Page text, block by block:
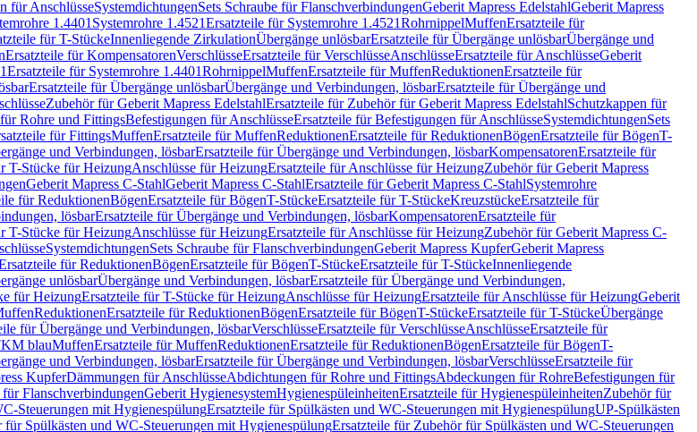
für AnschlüsseSystemdichtungenSets Schraube für FlanschverbindungenGeberit Mapress EdelstahlGeberit Mapress
1.4401 Systemrohre 1.4521Ersatzteile für Systemrohre 1.4521RohrnippelMuffenErsatzteile für
für T-StückeInnenliegende ZirkulationÜbergänge unlösbarErsatzteile für Übergänge unlösbarÜbergänge und
Ersatzteile für KompensatorenVerschlüsseErsatzteile für VerschlüsseAnschlüsseErsatzteile für AnschlüsseGeberit
Ersatzteile für Systemrohre 1.4401RohrnippelMuffenErsatzteile für MuffenReduktionenErsatzteile für
Ersatzteile für Übergänge unlösbarÜbergänge und Verbindungen, lösbarErsatzteile für Übergänge und
Zubehör für Geberit Mapress EdelstahlErsatzteile für Zubehör für Geberit Mapress EdelstahlSchutzkappen für
Rohre und FittingsBefestigungen für AnschlüsseErsatzteile für Befestigungen für AnschlüsseSystemdichtungenSets
für FittingsMuffenErsatzteile für MuffenReduktionenErsatzteile für ReduktionenBögenErsatzteile für BögenT-
und Verbindungen, lösbarErsatzteile für Übergänge und Verbindungen, lösbarKompensatorenErsatzteile für
T-Stücke für HeizungAnschlüsse für HeizungErsatzteile für Anschlüsse für HeizungZubehör für Geberit Mapress
Geberit Mapress C-StahlGeberit Mapress C-StahlErsatzteile für Geberit Mapress C-StahlSystemrohre
für ReduktionenBögenErsatzteile für BögenT-StückeErsatzteile für T-StückeKreuzstückeErsatzteile für
lösbarErsatzteile für Übergänge und Verbindungen, lösbarKompensatorenErsatzteile für
T-Stücke für HeizungAnschlüsse für HeizungErsatzteile für Anschlüsse für HeizungZubehör für Geberit Mapress C-
SystemdichtungenSets Schraube für FlanschverbindungenGeberit Mapress KupferGeberit Mapress
für ReduktionenBögenErsatzteile für BögenT-StückeErsatzteile für T-StückeInnenliegende
unlösbarÜbergänge und Verbindungen, lösbarErsatzteile für Übergänge und Verbindungen,
für HeizungErsatzteile für T-Stücke für HeizungAnschlüsse für HeizungErsatzteile für Anschlüsse für HeizungGeberit
ReduktionenErsatzteile für ReduktionenBögenErsatzteile für BögenT-StückeErsatzteile für T-StückeÜbergänge
für Übergänge und Verbindungen, lösbarVerschlüsseErsatzteile für VerschlüsseAnschlüsseErsatzteile für
blauMuffenErsatzteile für MuffenReduktionenErsatzteile für ReduktionenBögenErsatzteile für BögenT-
und Verbindungen, lösbarErsatzteile für Übergänge und Verbindungen, lösbarVerschlüsseErsatzteile für
KupferDämmungen für AnschlüsseAbdichtungen für Rohre und FittingsAbdeckungen für RohreBefestigungen für
für FlanschverbindungenGeberit HygienesystemHygienespüleinheitenErsatzteile für HygienespüleinheitenZubehör für
Steuerungen mit HygienespülungErsatzteile für Spülkästen und WC-Steuerungen mit HygienespülungUP-Spülkästen
für Spülkästen und WC-Steuerungen mit HygienespülungErsatzteile für Zubehör für Spülkästen und WC-Steuerungen